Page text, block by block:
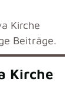
Kirche
Beiträge.
Kirche